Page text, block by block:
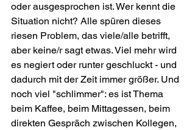
oder ausgesprochen ist. Wer kennt die
Situation nicht? Alle spüren dieses
riesen Problem, das viele/alle betrifft,
aber keine/r sagt etwas. Viel mehr wird
es negiert oder runter geschluckt - und
dadurch mit der Zeit immer größer. Und
noch viel "schlimmer": es ist Thema
beim Kaffee, beim Mittagessen, beim
direkten Gespräch zwischen Kollegen,